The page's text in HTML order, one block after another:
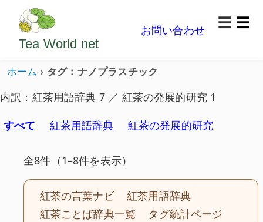
ようこそいらっしゃいました。どうぞごゆっくり楽
Tea World net
お問い合わせ
☰
ホーム タグ：ナノプラスチック
内訳：紅茶用語辞典 7 ／ 紅茶の発展的研究 1
すべて
紅茶用語辞典 紅茶の発展的研究
全8件（1–8件を表示）
紅茶の言葉ナビ
紅茶用語辞典
紅茶ことば辞典一覧
タグ統計ページ